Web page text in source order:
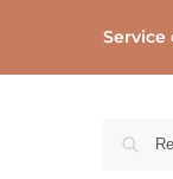
Service